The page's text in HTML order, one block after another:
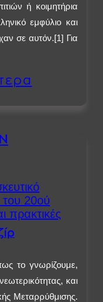
ή κοιμητήρια
εμφύλιο και
σε αυτόν.[1] Για
20ού
πρακτικές
το γνωρίζουμε,
και
Μεταρρύθμισης.